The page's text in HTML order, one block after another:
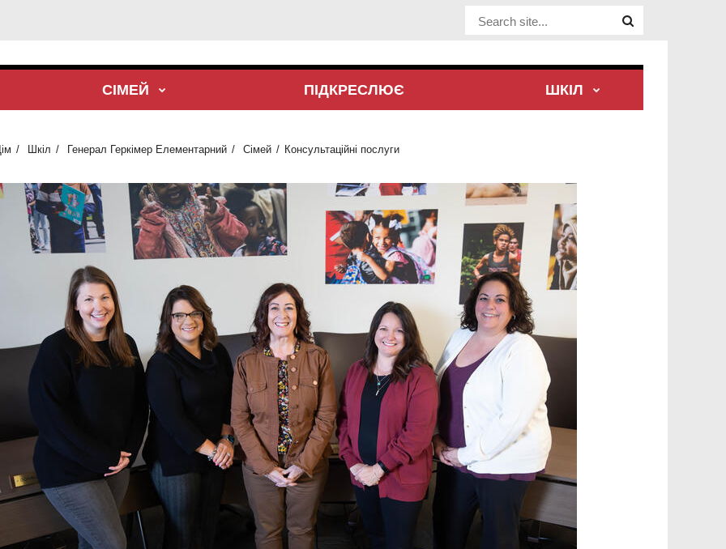
Website Site
СІМЕЙ ПІДКРЕСЛЮЄ ШКІЛ
Шкіл Генерал Геркімер Елементарний Сімей Консультаційні послуги